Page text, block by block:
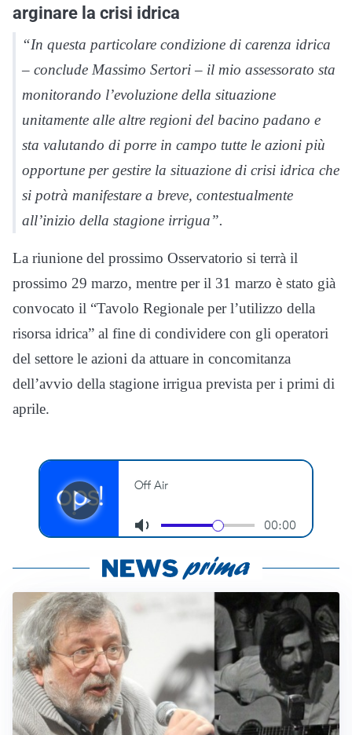
arginare la crisi idrica
“In questa particolare condizione di carenza idrica
– conclude Massimo Sertori – il mio assessorato sta
monitorando l’evoluzione della situazione
unitamente alle altre regioni del bacino padano e
sta valutando di porre in campo tutte le azioni più
opportune per gestire la situazione di crisi idrica che
si potrà manifestare a breve, contestualmente
all’inizio della stagione irrigua”.
La riunione del prossimo Osservatorio si terrà il
prossimo 29 marzo, mentre per il 31 marzo è stato già
convocato il “Tavolo Regionale per l’utilizzo della
risorsa idrica” al fine di condividere con gli operatori
del settore le azioni da attuare in concomitanza
dell’avvio della stagione irrigua prevista per i primi di
aprile.